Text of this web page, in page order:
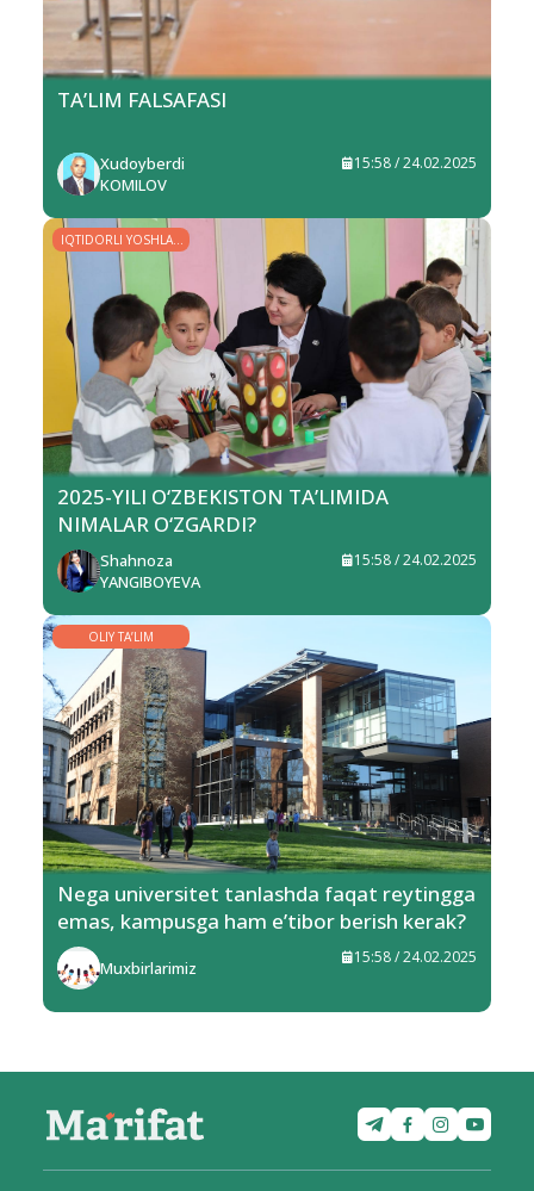
TA’LIM FALSAFASI
Xudoyberdi
KOMILOV
15:58 / 24.02.2025
IQTIDORLI YOSHLAR
– YURT KELAJAGI
2025-YILI O‘ZBEKISTON TA’LIMIDA
NIMALAR O‘ZGARDI?
Shahnoza
YANGIBOYEVA
15:58 / 24.02.2025
OLIY TA’LIM
Nega universitet tanlashda faqat reytingga
emas, kampusga ham e’tibor berish kerak?
Muxbirlarimiz
15:58 / 24.02.2025